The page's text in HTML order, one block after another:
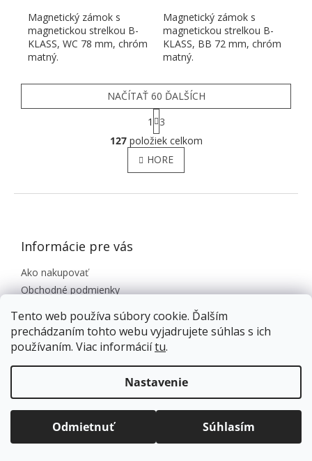
Tento web používa súbory cookie. Ďalším
prechádzaním tohto webu vyjadrujete súhlas s ich
používaním. Viac informáciítu.
Nastavenie
Odmietnuť Súhlasím
Doprava zadarmopre balíkové zásielky v hodnote
nad120 EUR*.
Balíky zasielame už od4 EUR.
ZRÝCHĽUJEME.
Magnetický zámok s
magnetickou strelkou B-
KLASS, WC 78 mm, chróm
matný.
Magnetický zámok s
magnetickou strelkou B-
KLASS, BB 72 mm, chróm
matný.
Ovládacie prvky výpisu
NAČÍTAŤ 60 ĎALŠÍCH
Stránkovanie
1
3
127položiek celkom
HORE
ZÁPÄTIE
Informácie pre vás
Ako nakupovať
Obchodné podmienky
GDPR Podmienky ochrany osobných údajov
Doprava a platba
Reklamačný poriadok
Kontakt
Novinky